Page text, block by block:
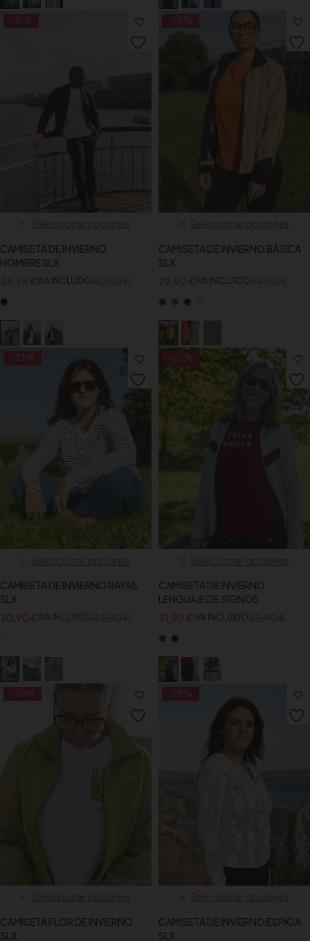
-15%
Seleccionar opciones
CAMISETA DE INVIERNO
HOMBRE SLX
34,75 € IVA INCLUIDO
-25%
Seleccionar opciones
CAMISETA DE INVIERNO BÁSICA
SLX
29,90 € IVA INCLUIDO
-33%
Seleccionar opciones
CAMISETA DE INVIERNO RAYAS
SLX
30,90 € IVA INCLUIDO
-20%
Seleccionar opciones
CAMISETA DE INVIERNO
LENGUAJE DE SIGNOS
31,90 € IVA INCLUIDO
-20%
Seleccionar opciones
CAMISETA FLOR DE INVIERNO
SLX
-28%
Seleccionar opciones
CAMISETA DE INVIERNO ESPIGA
SLX